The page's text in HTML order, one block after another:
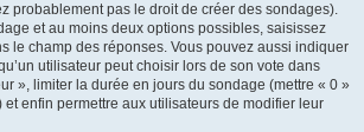
probablement pas le droit de créer des sondages).
et au moins deux options possibles, saisissez
le champ des réponses. Vous pouvez aussi indiquer
utilisateur peut choisir lors de son vote dans
», limiter la durée en jours du sondage (mettre « 0 »
enfin permettre aux utilisateurs de modifier leur